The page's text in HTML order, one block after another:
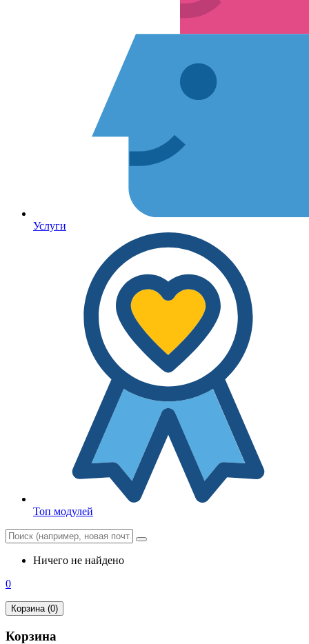
Услуги
Топ модулей
Ничего не найдено
0
Корзина (0)
Корзина